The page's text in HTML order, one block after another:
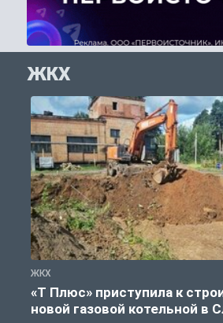
ЖКХ
ЖКХ
«Т Плюс» приступила к
новой газовой котельной в